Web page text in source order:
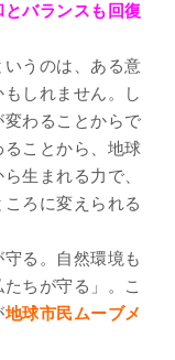
バランスも回復
うのは、ある意
しれません。し
わることからで
ことから、地球
生まれる力で、
ろに変えられる
守る。自然環境も
ちが守る」。こ
地球市民ムーブメ